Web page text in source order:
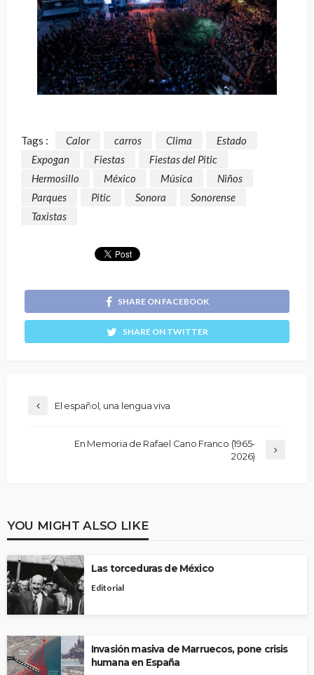
Tags : Calor carros Clima
Estado
Expogan
Fiestas
Fiestas del Pitic
Hermosillo
México Música
Niños
Parques
Pitic Sonora
Sonorense
Taxistas
SHARE ON FACEBOOK
SHARE ON TWITTER
El español, una lengua viva
En Memoria de Rafael Cano Franco (1965-
2026)
YOU MIGHT ALSO LIKE
Las torceduras de México
Editorial
Invasión masiva de Marruecos, pone crisis
humana en España